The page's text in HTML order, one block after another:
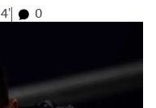
4' 0